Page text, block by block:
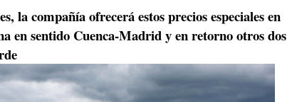
la compañía ofrecerá estos precios especiales en
en sentido Cuenca-Madrid y en retorno otros dos